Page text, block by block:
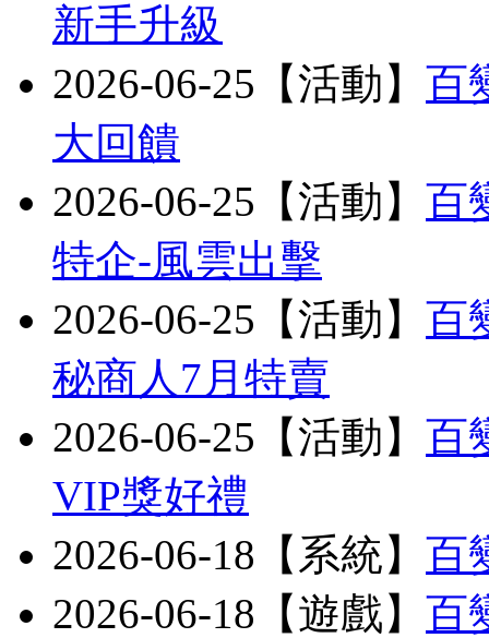
新手升級
2026-06-25【活動】 百
大回饋
2026-06-25【活動】 百
特企-風雲出擊
2026-06-25【活動】 百
秘商人7月特賣
2026-06-25【活動】 百
VIP獎好禮
2026-06-18【系統】 百
2026-06-18【遊戲】 百